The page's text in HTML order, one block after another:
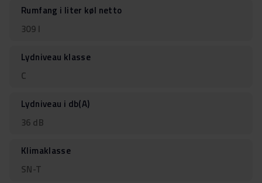
Rumfang i liter køl netto
309 l
Lydniveau klasse
C
Lydniveau i db(A)
36 dB
Klimaklasse
SN-T